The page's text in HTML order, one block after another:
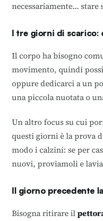
necessariamente… stare
I tre giorni di scarico:
Il corpo ha bisogno
movimento, quindi
oppure dedicarci a un
una piccola nuotata o
Un altro focus su cui
questi giorni è la prova
modo i calzini: se per
nuovi, proviamoli e
Il giorno precedente
Bisogna ritirare il